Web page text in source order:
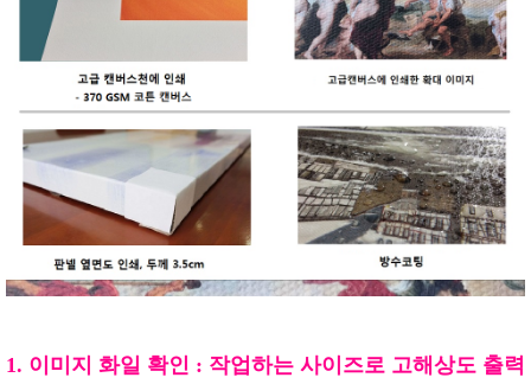
1. 이미지 화일 확인 : 작업하는 사이즈로 고해상도 출력